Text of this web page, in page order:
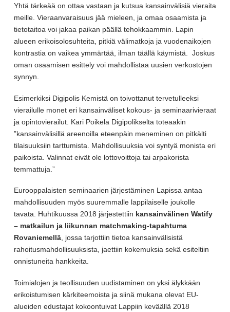
Yhtä tärkeää on ottaa vastaan ja kutsua kansainvälisiä vieraita
meille. Vieraanvaraisuus jää mieleen, ja omaa osaamista ja
tietotaitoa voi jakaa paikan päällä tehokkaammin. Lapin
alueen erikoisolosuhteita, pitkiä välimatkoja ja vuodenaikojen
kontrastia on vaikea ymmärtää, ilman täällä käymistä. Joskus
oman osaamisen esittely voi mahdollistaa uusien verkostojen
synnyn.
Esimerkiksi Digipolis Kemistä on toivottanut tervetulleeksi
vierailulle monet eri kansainväliset kokous- ja seminaarivieraat
ja opintovierailut. Kari Poikela Digipolikselta toteaakin
”kansainvälisillä areenoilla eteenpäin meneminen on pitkälti
tilaisuuksiin tarttumista. Mahdollisuuksia voi syntyä monista eri
paikoista. Valinnat eivät ole lottovoittoja tai arpakorista
temmattuja.”
Eurooppalaisten seminaarien järjestäminen Lapissa antaa
mahdollisuuden myös suuremmalle lappilaiselle joukolle
tavata. Huhtikuussa 2018 järjestettiin kansainvälinen Watify
– matkailun ja liikunnan matchmaking-tapahtuma
Rovaniemellä, jossa tarjottiin tietoa kansainvälisistä
rahoitusmahdollisuuksista, jaettiin kokemuksia sekä esiteltiin
onnistuneita hankkeita.
Toimialojen ja teollisuuden uudistaminen on yksi älykkään
erikoistumisen kärkiteemoista ja siinä mukana olevat EU-
alueiden edustajat kokoontuivat Lappiin keväällä 2018